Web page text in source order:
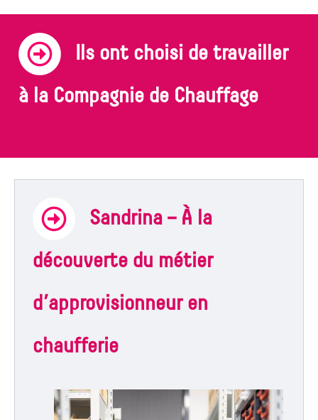
Ils ont choisi de travailler
à la Compagnie de Chauffage
Sandrina – À la
découverte du métier
d’approvisionneur en
chaufferie